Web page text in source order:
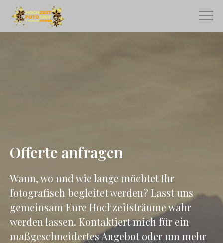
Offerte anfragen
Wann, wo und wie lange möchtet Ihr
fotografisch begleitet werden? Lasst uns
gemeinsam Eure Hochzeitsträume wahr
werden lassen. Kontaktiert mich für ein
maßgeschneidertes Angebot oder um mehr